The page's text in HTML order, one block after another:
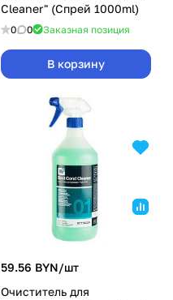
Cleaner" (Спрей 1000ml)
0 0 Заказная позиция
В корзину
59.56 BYN/шт
Очиститель для